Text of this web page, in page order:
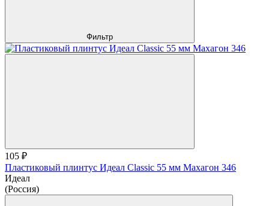
Фильтр
105 ₽
Пластиковый плинтус Идеал Classic 55 мм Махагон 346
Идеал
(Россия)